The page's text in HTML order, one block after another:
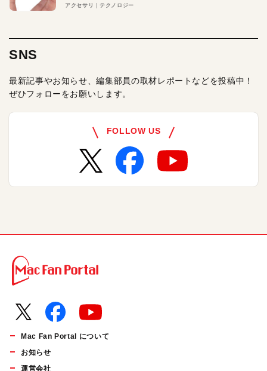
アクセサリ テクノロジー
SNS
最新記事やお知らせ、編集部員の取材レポートなどを投稿中！
ぜひフォローをお願いします。
FOLLOW US
Mac Fan Portal について
お知らせ
運営会社